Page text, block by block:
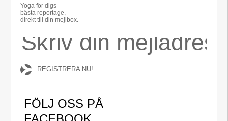
Yoga för digs
bästa reportage,
direkt till din mejlbox.
REGISTRERA NU!
FÖLJ OSS PÅ